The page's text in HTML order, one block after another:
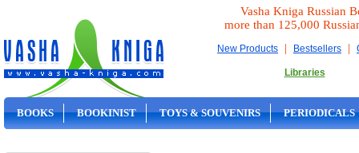
Vasha Kniga Russian
more than 125,000
New Products | Bestsellers |
Libraries
BOOKS BOOKINIST TOYS & SOUVENIRS PERIODICALS